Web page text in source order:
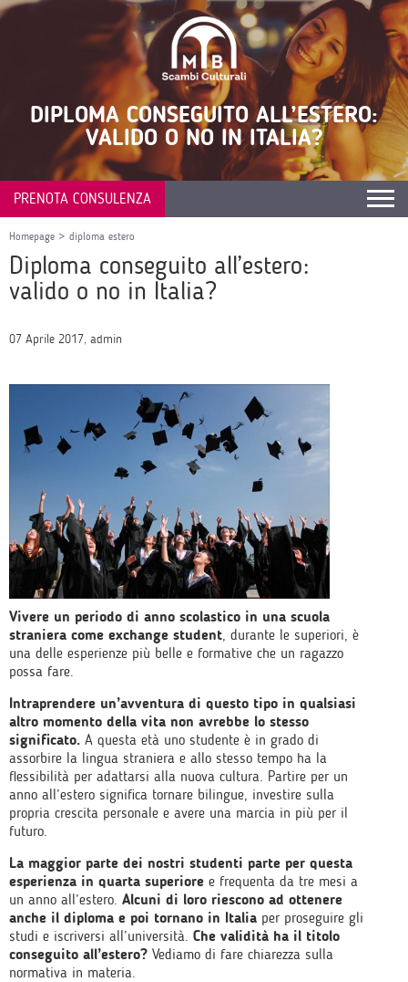
DIPLOMA CONSEGUITO ALL’ESTERO:
VALIDO O NO IN ITALIA?
PRENOTA CONSULENZA
Homepage > diploma estero
Diploma conseguito all’estero:
valido o no in Italia?
07 Aprile 2017, admin
Vivere un periodo di anno scolastico in una scuola
straniera come exchange student, durante le superiori, è
una delle esperienze più belle e formative che un ragazzo
possa fare.
Intraprendere un’avventura di questo tipo in qualsiasi
altro momento della vita non avrebbe lo stesso
significato. A questa età uno studente è in grado di
assorbire la lingua straniera e allo stesso tempo ha la
flessibilità per adattarsi alla nuova cultura. Partire per un
anno all’estero significa tornare bilingue, investire sulla
propria crescita personale e avere una marcia in più per il
futuro.
La maggior parte dei nostri studenti parte per questa
esperienza in quarta superiore e frequenta da tre mesi a
un anno all’estero. Alcuni di loro riescono ad ottenere
anche il diploma e poi tornano in Italia per proseguire gli
studi e iscriversi all’università. Che validità ha il titolo
conseguito all’estero? Vediamo di fare chiarezza sulla
normativa in materia.